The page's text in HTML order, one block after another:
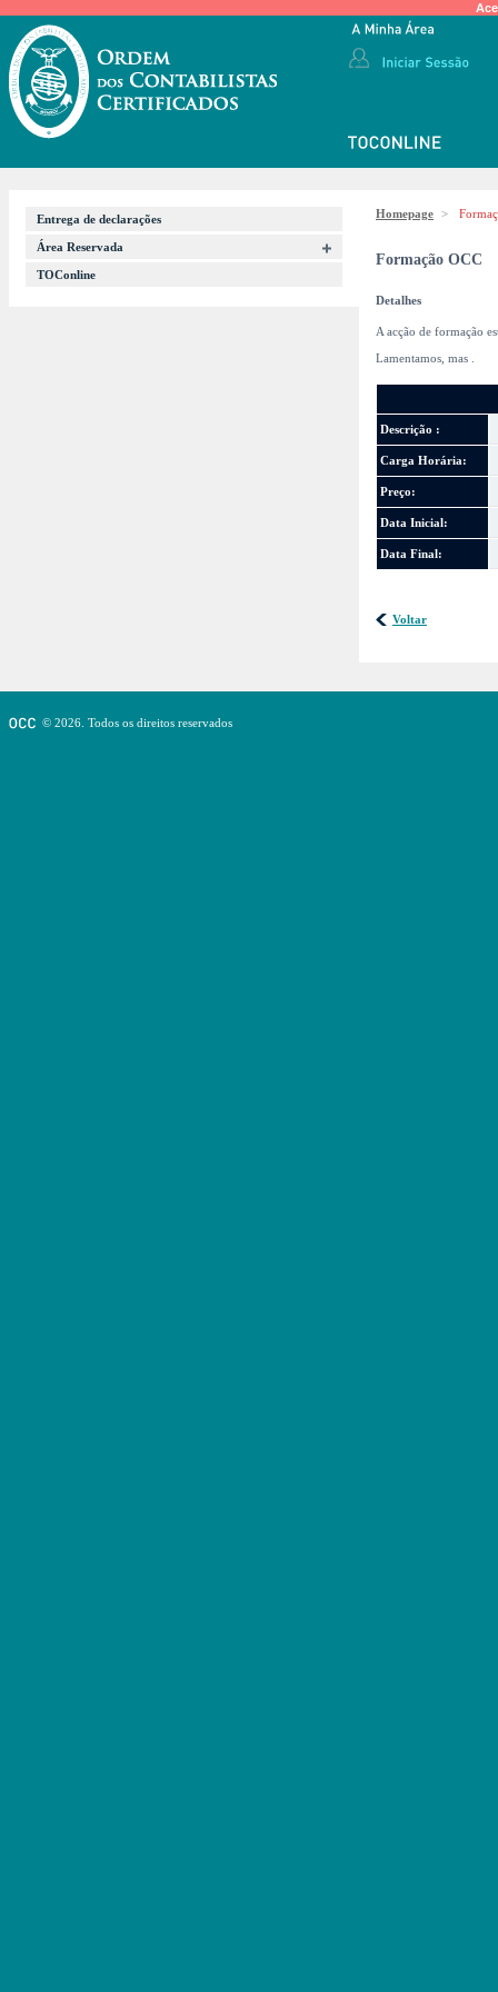
Entrega de declarações
Área Reservada
TOConline
Homepage >
Formação OCC
Detalhes
A acção de formação
Lamentamos, mas
Descrição :
Carga Horária:
Preço:
Data Inicial:
Data Final:
Voltar
© 2026. Todos os direitos reservados